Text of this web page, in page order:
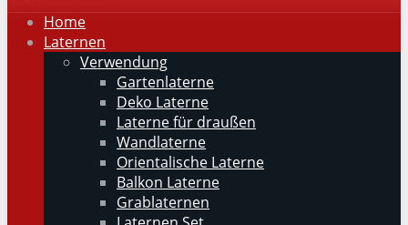
Home
Laternen
Verwendung
Gartenlaterne
Deko Laterne
Laterne für draußen
Wandlaterne
Orientalische Laterne
Balkon Laterne
Grablaternen